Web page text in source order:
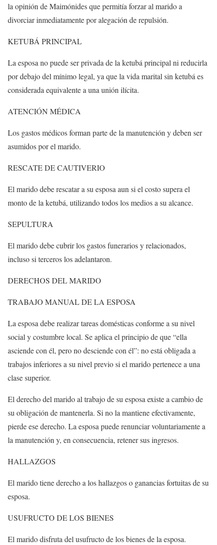
la opinión de Maimónides que permitía forzar al marido a
divorciar inmediatamente por alegación de repulsión.
KETUBÁ PRINCIPAL
La esposa no puede ser privada de la ketubá principal ni reducirla
por debajo del mínimo legal, ya que la vida marital sin ketubá es
considerada equivalente a una unión ilícita.
ATENCIÓN MÉDICA
Los gastos médicos forman parte de la manutención y deben ser
asumidos por el marido.
RESCATE DE CAUTIVERIO
El marido debe rescatar a su esposa aun si el costo supera el
monto de la ketubá, utilizando todos los medios a su alcance.
SEPULTURA
El marido debe cubrir los gastos funerarios y relacionados,
incluso si terceros los adelantaron.
DERECHOS DEL MARIDO
TRABAJO MANUAL DE LA ESPOSA
La esposa debe realizar tareas domésticas conforme a su nivel
social y costumbre local. Se aplica el principio de que “ella
asciende con él, pero no desciende con él”: no está obligada a
trabajos inferiores a su nivel previo si el marido pertenece a una
clase superior.
El derecho del marido al trabajo de su esposa existe a cambio de
su obligación de mantenerla. Si no la mantiene efectivamente,
pierde ese derecho. La esposa puede renunciar voluntariamente a
la manutención y, en consecuencia, retener sus ingresos.
HALLAZGOS
El marido tiene derecho a los hallazgos o ganancias fortuitas de su
esposa.
USUFRUCTO DE LOS BIENES
El marido disfruta del usufructo de los bienes de la esposa.